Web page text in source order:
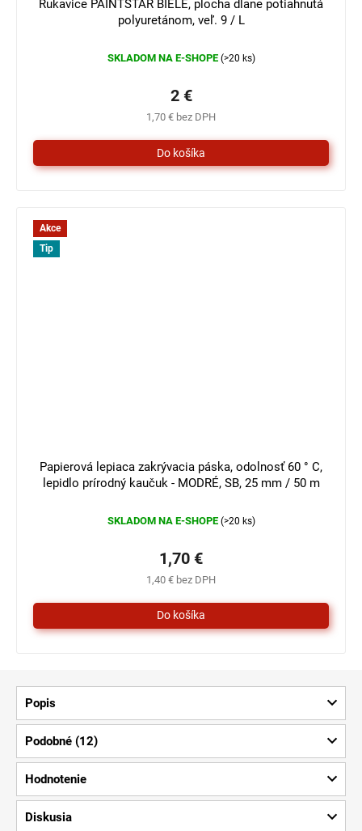
Rukavice PAINTSTAR BIELE, plocha dlane potiahnutá
polyuretánom, veľ. 9 / L
SKLADOM NA E-SHOPE (>20 ks)
1,70 € bez DPH
2 €
Akce
Tip
Papierová lepiaca zakrývacia páska, odolnosť 60 ° C,
lepidlo prírodný kaučuk - MODRÉ, SB, 25 mm / 50 m
SKLADOM NA E-SHOPE (>20 ks)
1,40 € bez DPH
1,70 €
Popis
Podobné (12)
Hodnotenie
Diskusia